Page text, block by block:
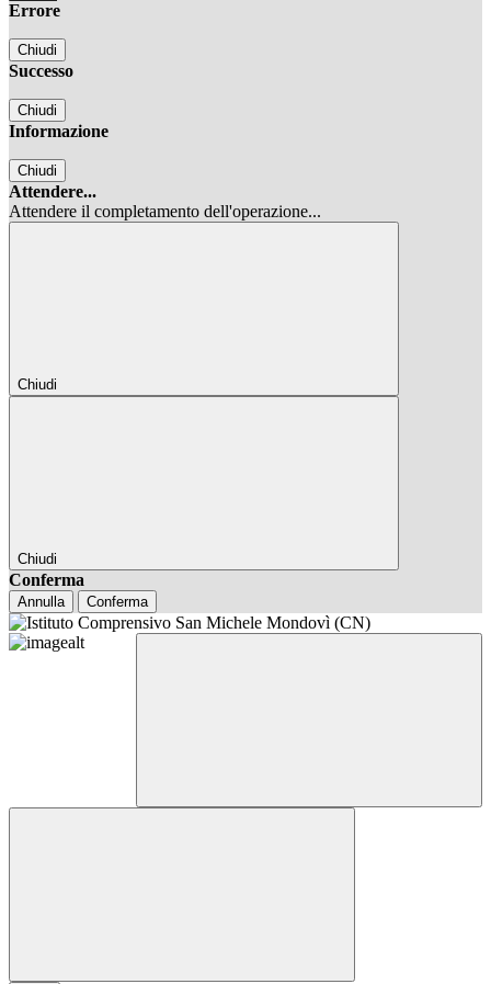
Errore
Chiudi
Successo
Chiudi
Informazione
Chiudi
Attendere...
Attendere il completamento dell'operazione...
Chiudi
Chiudi
Conferma
Annulla Conferma